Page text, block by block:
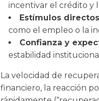
incentivar el crédito y
Estímulos
como el empleo o la
Confianza y
estabilidad
La velocidad de
financiero, la reacción